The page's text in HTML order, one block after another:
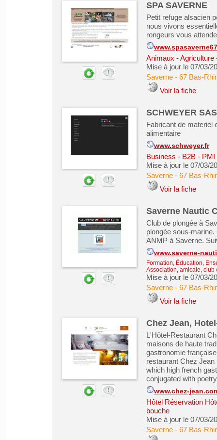
SPA SAVERNE
Petit refuge alsacien
nous vivons
rongeurs vous
Animaux - Agriculture
Mise à jour le 07/03/
Saverne- 67 Bas-
Voir la fiche
SCHWEYER SAS
Fabricant de materiel
alimentaire
www.schweyer.fr
Business - B2B - PMI
Mise à jour le 07/03/
Saverne- 67 Bas-
Voir la fiche
Saverne Nautic
Club de plongée à
plongée sous-
ANMP à Saverne.
www.saverne-
Formation, Éducation,
Association, amicale, club
Mise à jour le 07/03/
Saverne- 67 Bas-
Voir la fiche
Chez Jean,
L'Hôtel-Restaurant
maisons de haute
gastronomie
restaurant Chez
which high french
conjugated with
www.chez-
Hôtel Réservation
bouche
Mise à jour le 07/03/
Saverne- 67 Bas-